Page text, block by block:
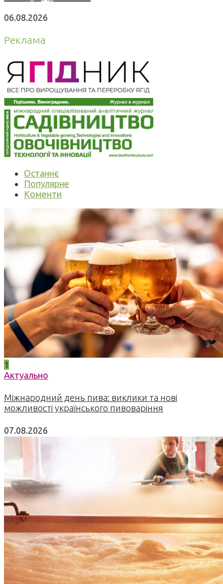
06.08.2026
Реклама
Останнє
Популярне
Коменти
1
Актуально
Міжнародний день пива: виклики та нові
можливості українського пивоваріння
07.08.2026